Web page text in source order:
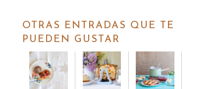
OTRAS ENTRADAS QUE TE
PUEDEN GUSTAR